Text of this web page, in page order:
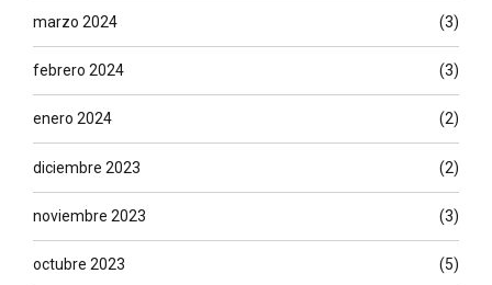
marzo 2024 (3)
febrero 2024 (3)
enero 2024 (2)
diciembre 2023 (2)
noviembre 2023 (3)
octubre 2023 (5)